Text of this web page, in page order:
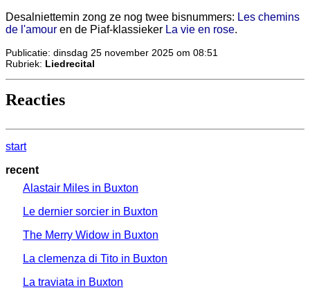
Desalniettemin zong ze nog twee bisnummers: Les chemins
de l'amour en de Piaf-klassieker La vie en rose.
Publicatie: dinsdag 25 november 2025 om 08:51
Rubriek: Liedrecital
Reacties
start
recent
Alastair Miles in Buxton
Le dernier sorcier in Buxton
The Merry Widow in Buxton
La clemenza di Tito in Buxton
La traviata in Buxton